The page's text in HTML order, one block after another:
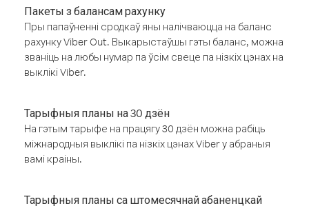
Пакеты з балансам рахунку
Пры папаўненні сродкаў яны налічваюцца на баланс
рахунку Viber Out. Выкарыстаўшы гэты баланс, можна
званіць на любы нумар па ўсім свеце па нізкіх цэнах на
выклікі Viber.
Тарыфныя планы на 30 дзён
На гэтым тарыфе на працягу 30 дзён можна рабіць
міжнародныя выклікі па нізкіх цэнах Viber у абраныя
вамі краіны.
Тарыфныя планы са штомесячнай абаненцкай